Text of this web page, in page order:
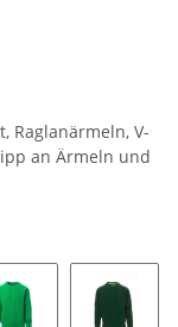
Raglanärmeln, V-
an Ärmeln und